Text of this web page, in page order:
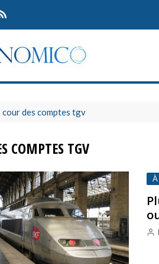
cour des comptes tgv
COMPTES TGV
À